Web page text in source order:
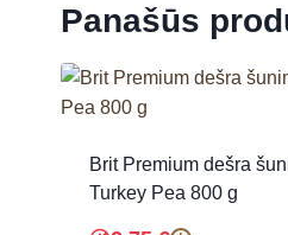
Panašūs
Brit Premium dešra
Turkey Pea 800 g